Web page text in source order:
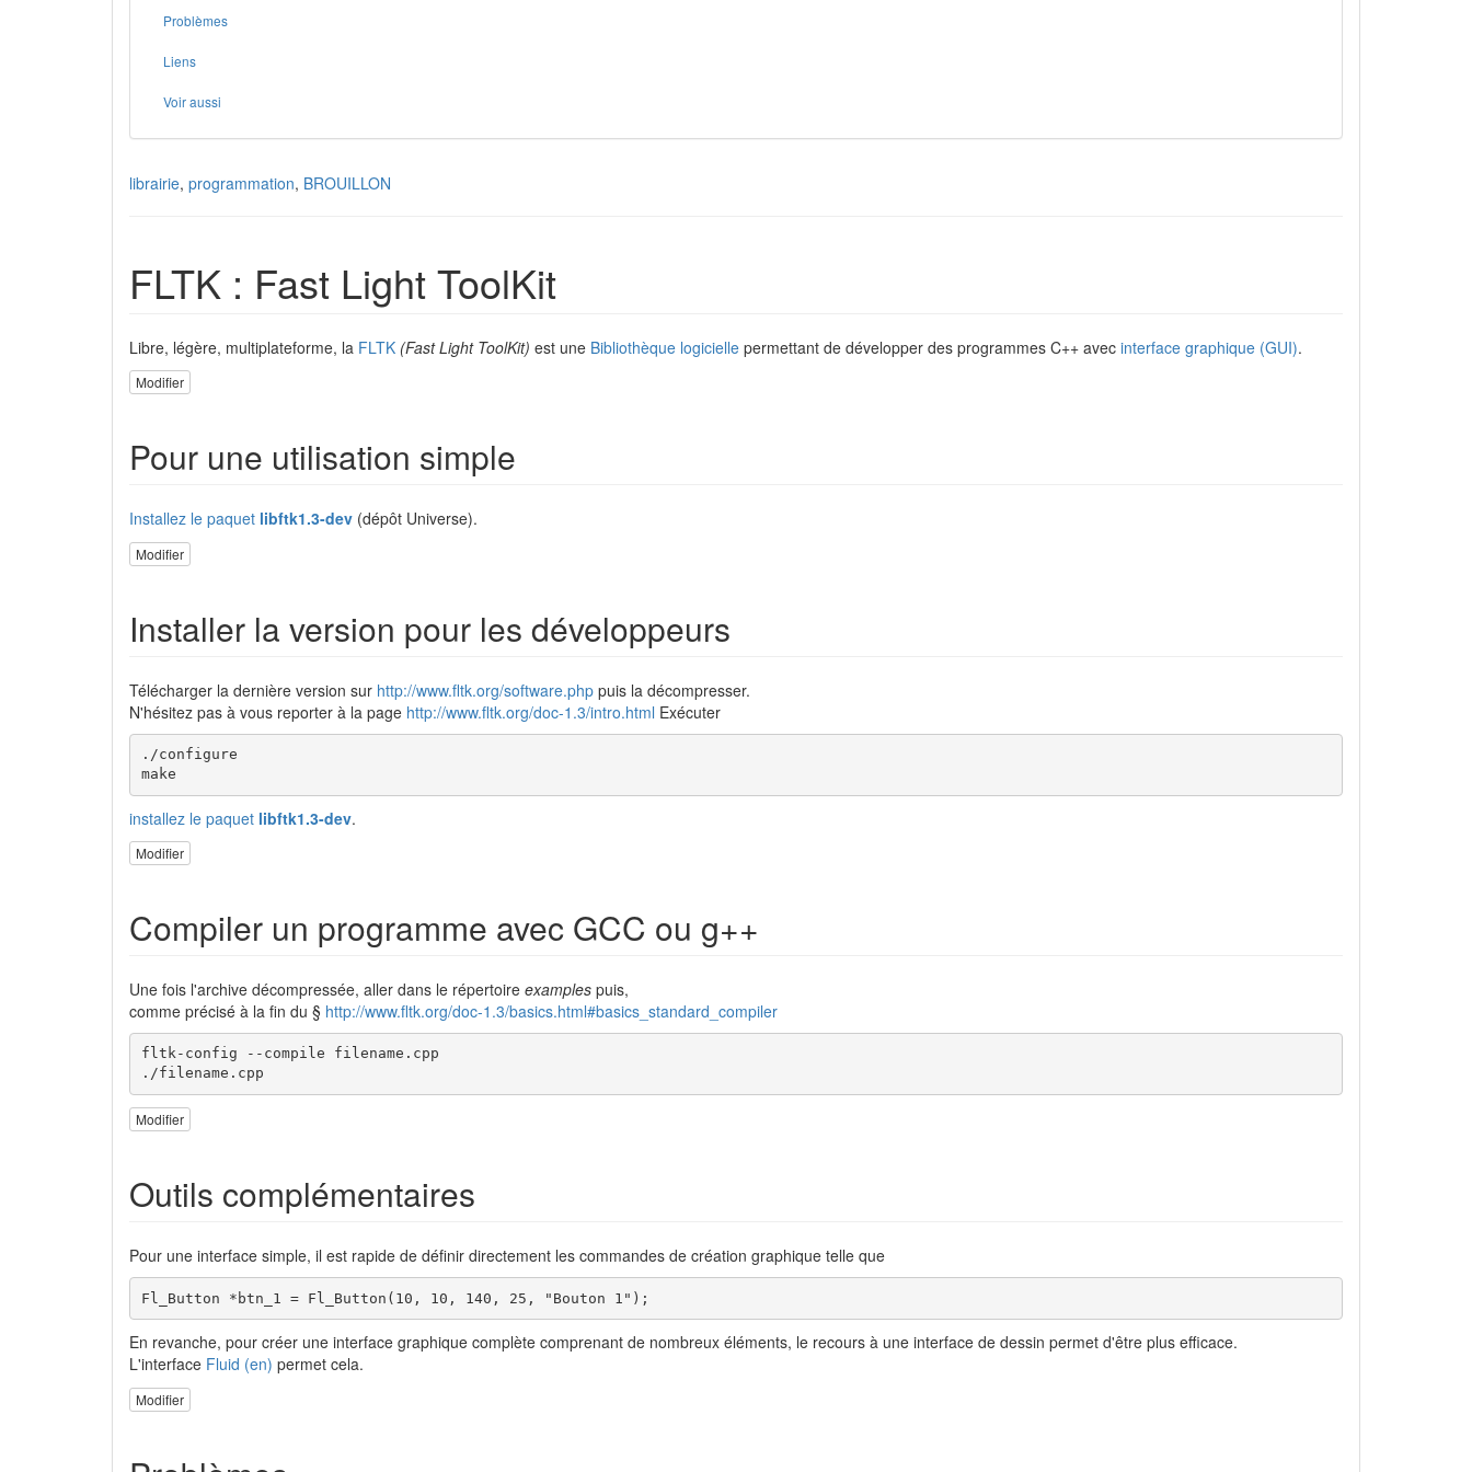
Problèmes
Liens
Voir aussi
librairie, programmation, BROUILLON
FLTK : Fast Light ToolKit
Libre, légère, multiplateforme, la FLTK (Fast Light ToolKit) est une Bibliothèque logicielle permettant de développer des programmes C++ avec interface graphique (GUI).
Modifier
Pour une utilisation simple
Installez le paquet libftk1.3-dev (dépôt Universe).
Modifier
Installer la version pour les développeurs
Télécharger la dernière version sur http://www.fltk.org/software.php puis la décompresser.
N'hésitez pas à vous reporter à la page http://www.fltk.org/doc-1.3/intro.html Exécuter
./configure
make
installez le paquet libftk1.3-dev.
Modifier
Compiler un programme avec GCC ou g++
Une fois l'archive décompressée, aller dans le répertoire examples puis,
comme précisé à la fin du § http://www.fltk.org/doc-1.3/basics.html#basics_standard_compiler
fltk-config --compile filename.cpp
./filename.cpp
Modifier
Outils complémentaires
Pour une interface simple, il est rapide de définir directement les commandes de création graphique telle que
Fl_Button *btn_1 = Fl_Button(10, 10, 140, 25, "Bouton 1");
En revanche, pour créer une interface graphique complète comprenant de nombreux éléments, le recours à une interface de dessin permet d'être plus efficace.
L'interface Fluid (en) permet cela.
Modifier